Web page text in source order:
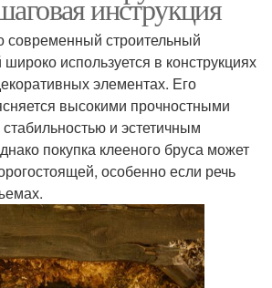
инструкция
современный строительный
используется в конструкциях
элементах. Его
высокими прочностными
и эстетичным
покупка клееного бруса может
особенно если речь